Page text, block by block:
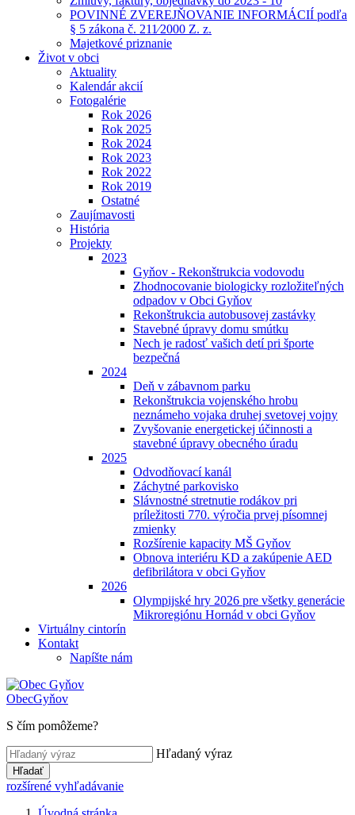
POVINNÉ ZVEREJŇOVANIE INFORMÁCIÍ podľa
§ 5 zákona č. 211⁄2000 Z. z.
Majetkové priznanie
Život v obci
Aktuality
Kalendár akcií
Fotogalérie
Rok 2026
Rok 2025
Rok 2024
Rok 2023
Rok 2022
Rok 2019
Ostatné
Zaujímavosti
História
Projekty
2023
Gyňov - Rekonštrukcia vodovodu
Zhodnocovanie biologicky rozložiteľných
odpadov v Obci Gyňov
Rekonštrukcia autobusovej zastávky
Stavebné úpravy domu smútku
Nech je radosť vašich detí pri športe
bezpečná
2024
Deň v zábavnom parku
Rekonštrukcia vojenského hrobu
neznámeho vojaka druhej svetovej vojny
Zvyšovanie energetickej účinnosti a
stavebné úpravy obecného úradu
2025
Odvodňovací kanál
Záchytné parkovisko
Slávnostné stretnutie rodákov pri
príležitosti 770. výročia prvej písomnej
zmienky
Rozšírenie kapacity MŠ Gyňov
Obnova interiéru KD a zakúpenie AED
defibrilátora v obci Gyňov
2026
Olympijské hry 2026 pre všetky generácie
Mikroregiónu Hornád v obci Gyňov
Virtuálny cintorín
Kontakt
Napíšte nám
ObecGyňov
S čím pomôžeme?
Hľadaný výraz
Hľadať
rozšírené vyhľadávanie